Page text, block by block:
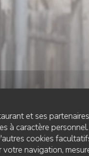
et ses
à caractère
cookies
votre navigation,